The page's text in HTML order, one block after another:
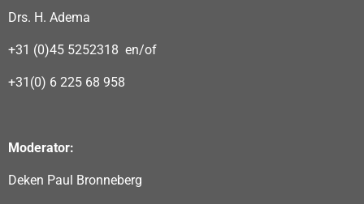
Drs. H. Adema
+31 (0)45 5252318 en/of
+31(0) 6 225 68 958
Moderator:
Deken Paul Bronneberg